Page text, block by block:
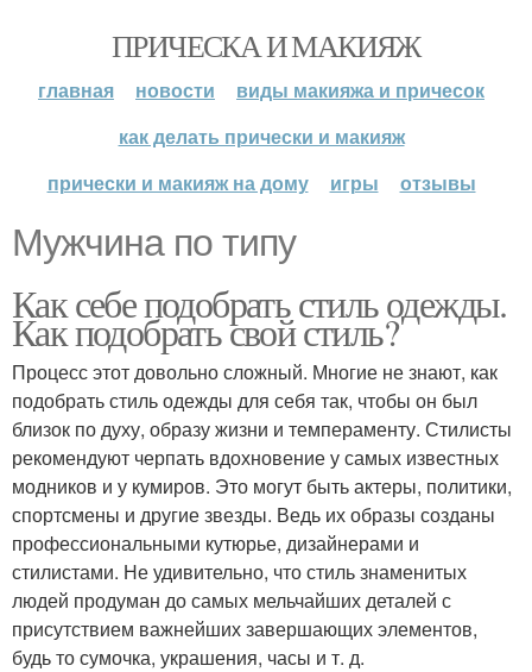
ПРИЧЕСКА И МАКИЯЖ
главная новости
виды макияжа и причесок
как делать прически и макияж
прически и макияж на дому
игры отзывы
Мужчина по типу
Как себе подобрать стиль одежды.
Как подобрать свой стиль?
Процесс этот довольно сложный. Многие не знают, как
подобрать стиль одежды для себя так, чтобы он был
близок по духу, образу жизни и темпераменту. Стилисты
рекомендуют черпать вдохновение у самых известных
модников и у кумиров. Это могут быть актеры, политики,
спортсмены и другие звезды. Ведь их образы созданы
профессиональными кутюрье, дизайнерами и
стилистами. Не удивительно, что стиль знаменитых
людей продуман до самых мельчайших деталей с
присутствием важнейших завершающих элементов,
будь то сумочка, украшения, часы и т. д.